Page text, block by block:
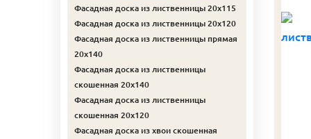
Фасадная доска из лиственницы 20х115
Фасадная доска из лиственницы 20х120
Фасадная доска из лиственницы прямая
20х140
Фасадная доска из лиственницы
скошенная 20х140
Фасадная доска из лиственницы
скошенная 20х120
Фасадная доска из хвои скошенная